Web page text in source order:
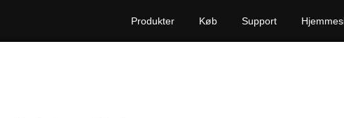
Produkter Køb Support